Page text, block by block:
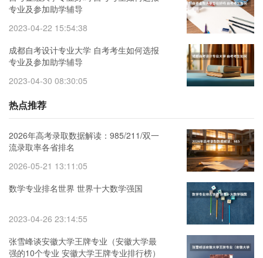
专业及参加助学辅导
2023-04-22 15:54:38
成都自考设计专业大学 自考考生如何选报
专业及参加助学辅导
2023-04-30 08:30:05
热点推荐
2026年高考录取数据解读：985/211/双一
流录取率各省排名
2026-05-21 13:11:05
数学专业排名世界 世界十大数学强国
2023-04-26 23:14:55
张雪峰谈安徽大学王牌专业（安徽大学最
强的10个专业 安徽大学王牌专业排行榜）